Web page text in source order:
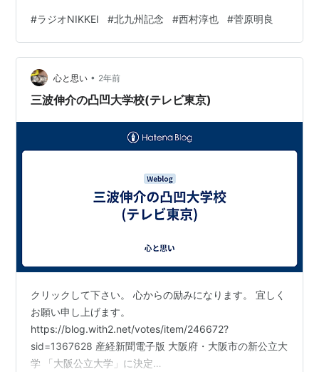
です ■ 第７３回ラジオＮＩＫＫＥＩ賞（Ｇ３）福島競馬
場1,800m １２頭 ① 斤量は～55Kgまで（１・３・５・
７・８・１０は除く） ② 血統はサンデー・ロベルト系
（１・３・４・５・１０は除く） ③ 逃げ馬が残ってる
（２・３・６が該当？） ④ 意外と牝馬は来ない（２は
#ラジオNIKKEI #北九州記念 #西村淳也 #菅原明良
心と思い • 2年前
三波伸介の凸凹大学校(テレビ東京)
クリックして下さい。 心からの励みになります。 宜しく
お願い申し上げます。
https://blog.with2.net/votes/item/246672?
sid=1367628 産経新聞電子版 大阪府・大阪市の新公立大
学 「大阪公立大学」に決定